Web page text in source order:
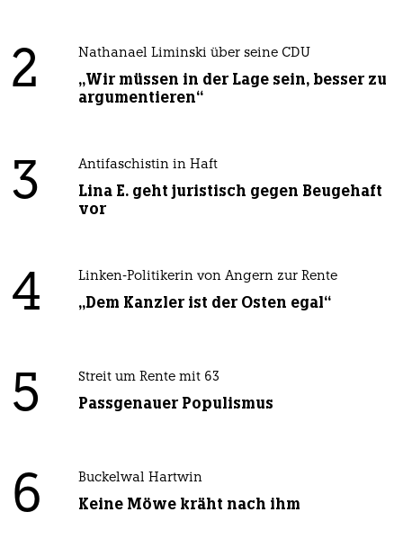
2 Nathanael Liminski über seine CDU
„Wir müssen in der Lage sein, besser zu
argumentieren“
3 Antifaschistin in Haft
Lina E. geht juristisch gegen Beugehaft
vor
4 Linken-Politikerin von Angern zur Rente
„Dem Kanzler ist der Osten egal“
5 Streit um Rente mit 63
Passgenauer Populismus
6 Buckelwal Hartwin
Keine Möwe kräht nach ihm